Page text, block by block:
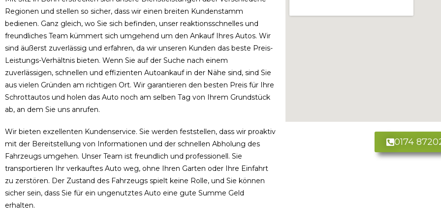
Regionen und stellen so sicher, dass wir einen breiten Kundenstamm
bedienen. Ganz gleich, wo Sie sich befinden, unser reaktionsschnelles und
freundliches Team kümmert sich umgehend um den Ankauf Ihres Autos. Wir
sind äußerst zuverlässig und erfahren, da wir unseren Kunden das beste Preis-
Leistungs-Verhältnis bieten. Wenn Sie auf der Suche nach einem
zuverlässigen, schnellen und effizienten Autoankauf in der Nähe sind, sind Sie
aus vielen Gründen am richtigen Ort. Wir garantieren den besten Preis für Ihre
Schrottautos und holen das Auto noch am selben Tag von Ihrem Grundstück
ab, an dem Sie uns anrufen.
Wir bieten exzellenten Kundenservice. Sie werden feststellen, dass wir proaktiv
mit der Bereitstellung von Informationen und der schnellen Abholung des
Fahrzeugs umgehen. Unser Team ist freundlich und professionell. Sie
transportieren Ihr verkauftes Auto weg, ohne Ihren Garten oder Ihre Einfahrt
zu zerstören. Der Zustand des Fahrzeugs spielt keine Rolle, und Sie können
sicher sein, dass Sie für ein ungenutztes Auto eine gute Summe Geld
erhalten.
0174